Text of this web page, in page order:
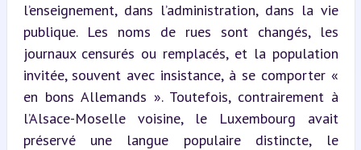
l’enseignement, dans l’administration, dans la vie
publique. Les noms de rues sont changés, les
journaux censurés ou remplacés, et la population
invitée, souvent avec insistance, à se comporter «
en bons Allemands ». Toutefois, contrairement à
l’Alsace-Moselle voisine, le Luxembourg avait
préservé une langue populaire distincte, le